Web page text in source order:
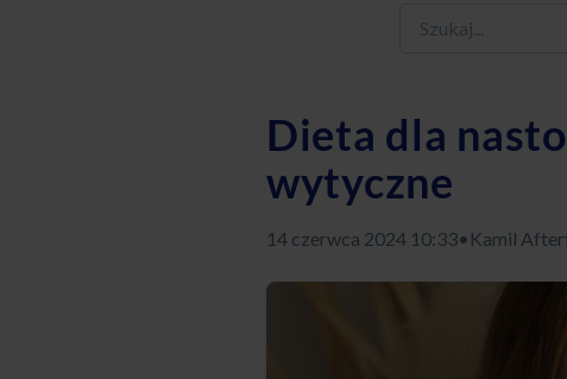
Dieta dla
wytyczne
14 czerwca 2024 10:33• Kamil